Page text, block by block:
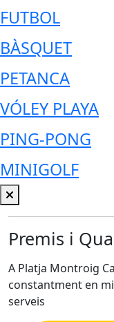
FUTBOL
BÀSQUET
PETANCA
VÓLEY PLAYA
PING-PONG
MINIGOLF
Premis i
A Platja Montroig
constantment en
serveis